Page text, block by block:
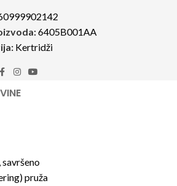
6405B001AA
Kertridži
pruža